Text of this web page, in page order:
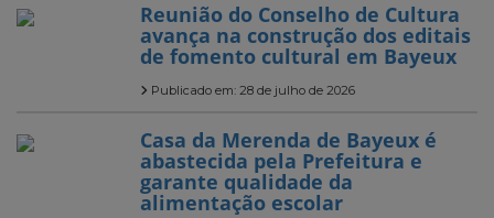
Reunião do Conselho de Cultura
avança na construção dos editais
de fomento cultural em Bayeux
Publicado em: 28 de julho de 2026
Casa da Merenda de Bayeux é
abastecida pela Prefeitura e
garante qualidade da
alimentação escolar